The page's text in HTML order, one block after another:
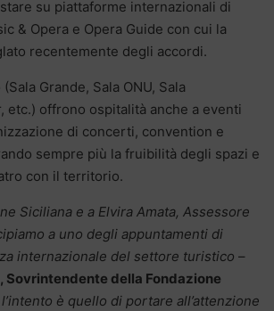
su piattaforme internazionali di
& Opera e Opera Guide con cui la
recentemente degli accordi.
Grande, Sala ONU, Sala
etc.) offrono ospitalità anche a eventi
di concerti, convention e
sempre più la fruibilità degli spazi e
con il territorio.
Siciliana e a Elvira Amata, Assessore
a uno degli appuntamenti di
internazionale del settore turistico –
Sovrintendente della Fondazione
l’intento è quello di portare all’attenzione